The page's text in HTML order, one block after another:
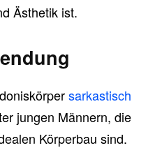
Ästhetik ist.
sarkastisch
jungen Männern, die
Körperbau sind.